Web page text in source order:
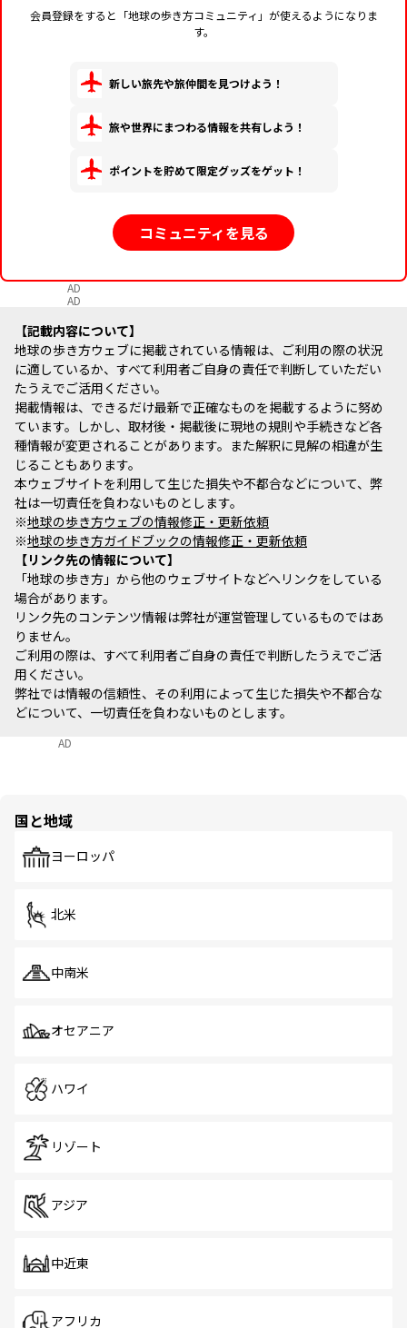
会員登録をすると「地球の歩き方コミュニティ」が使えるようになりま
す。
新しい旅先や旅仲間を見つけよう！
旅や世界にまつわる情報を共有しよう！
ポイントを貯めて限定グッズをゲット！
コミュニティを見る
AD
AD
記載内容について
地球の歩き方ウェブに掲載されている情報は、ご利用の際の状況
に適しているか、すべて利用者ご自身の責任で判断していただい
たうえでご活用ください。
掲載情報は、できるだけ最新で正確なものを掲載するように努め
ています。しかし、取材後・掲載後に現地の規則や手続きなど各
種情報が変更されることがあります。また解釈に見解の相違が生
じることもあります。
本ウェブサイトを利用して生じた損失や不都合などについて、弊
社は一切責任を負わないものとします。
※地球の歩き方ウェブの情報修正・更新依頼
※地球の歩き方ガイドブックの情報修正・更新依頼
リンク先の情報について
「地球の歩き方」から他のウェブサイトなどへリンクをしている
場合があります。
リンク先のコンテンツ情報は弊社が運営管理しているものではあ
りません。
ご利用の際は、すべて利用者ご自身の責任で判断したうえでご活
用ください。
弊社では情報の信頼性、その利用によって生じた損失や不都合な
どについて、一切責任を負わないものとします。
AD
国と地域
ヨーロッパ
北米
中南米
オセアニア
ハワイ
リゾート
アジア
中近東
アフリカ